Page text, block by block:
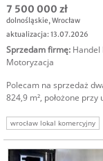
7 500 000 zł
dolnośląskie,Wrocław
aktualizacja: 13.07.2026
Sprzedam firmę: Handel
Motoryzacja
Polecam na sprzedaż
824,9 m², położone przy
wrocław lokal komercyjny
salon samochodowy